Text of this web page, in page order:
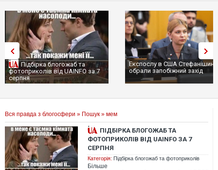
Підбірка блогожаб та
фотоприколів від UAINFO за 7
серпня
Експослу в США
обрали запобіжний захід
Вся правда з блогосфери » Пошук » мем
ПІДБІРКА БЛОГОЖАБ ТА
ФОТОПРИКОЛІВ ВІД UAINFO ЗА 7
СЕРПНЯ
Категорія: Підбірка блогожаб та фотоприколів
Більше